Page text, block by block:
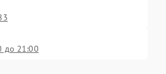
до 21:00